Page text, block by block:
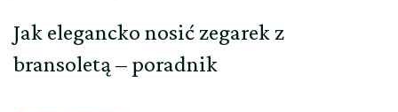
Jak elegancko nosić zegarek z
bransoletą – poradnik